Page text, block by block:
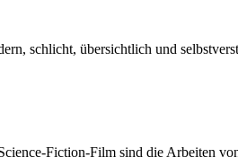
schlicht, übersichtlich und
Fiction-Film sind die Arbeiten